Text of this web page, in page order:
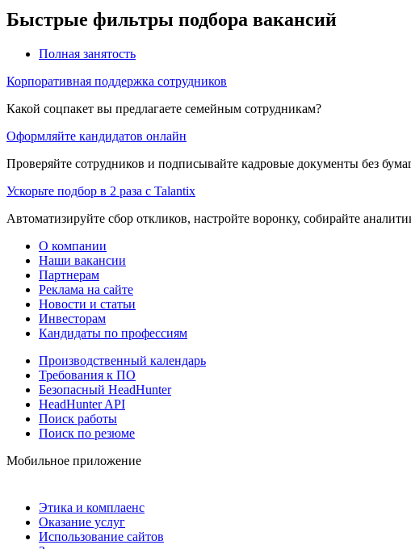
Быстрые фильтры подбора вакансий
Полная занятость
Корпоративная поддержка сотрудников
Какой соцпакет вы предлагаете семейным сотрудникам?
Оформляйте кандидатов онлайн
Проверяйте сотрудников и подписывайте кадровые документы без
Ускорьте подбор в 2 раза с Talantix
Автоматизируйте сбор откликов, настройте воронку, собирайте
О компании
Наши вакансии
Партнерам
Реклама на сайте
Новости и статьи
Инвесторам
Кандидаты по профессиям
Производственный календарь
Требования к ПО
Безопасный HeadHunter
HeadHunter API
Поиск работы
Поиск по резюме
Мобильное приложение
Этика и комплаенс
Оказание услуг
Использование сайтов